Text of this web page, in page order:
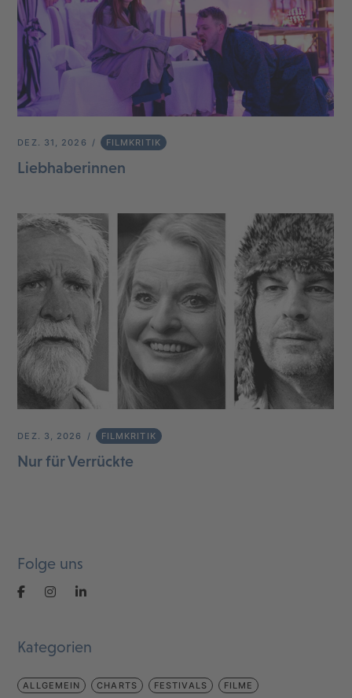
DEZ. 31, 2026 FILMKRITIK
Liebhaberinnen
DEZ. 3, 2026 FILMKRITIK
Nur für Verrückte
Folge uns
Kategorien
ALLGEMEIN CHARTS FESTIVALS FILME